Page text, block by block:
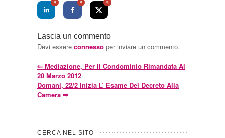
0 0 0
Lascia un commento
Devi essere connesso per inviare un commento.
⇐ Mediazione, Per Il Condominio Rimandata Al
20 Marzo 2012
Domani, 22/2 Inizia L’ Esame Del Decreto Alla
Camera ⇒
CERCA NEL SITO